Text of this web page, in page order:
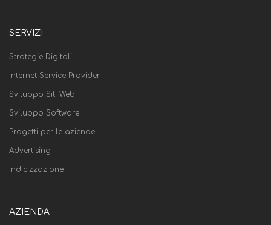
SERVIZI
Strategie Digitali
Internet Service Provider
Sviluppo Siti Web
Sviluppo Software
Progetti per le aziende
Advertising
Indicizzazione
AZIENDA